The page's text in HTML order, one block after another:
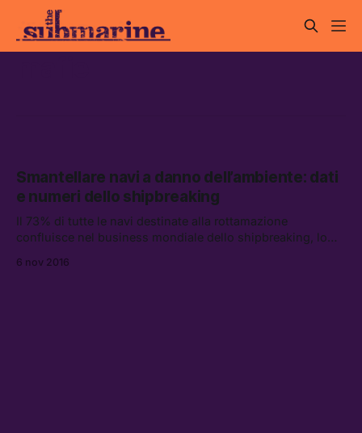
Smantellare navi a danno dell’ambiente: dati
e numeri dello shipbreaking
Il 73% di tutte le navi destinate alla rottamazione
confluisce nel business mondiale dello shipbreaking, lo
vecchi giganti del mare sui litorali del Sud-est asiatico.
6 nov 2016